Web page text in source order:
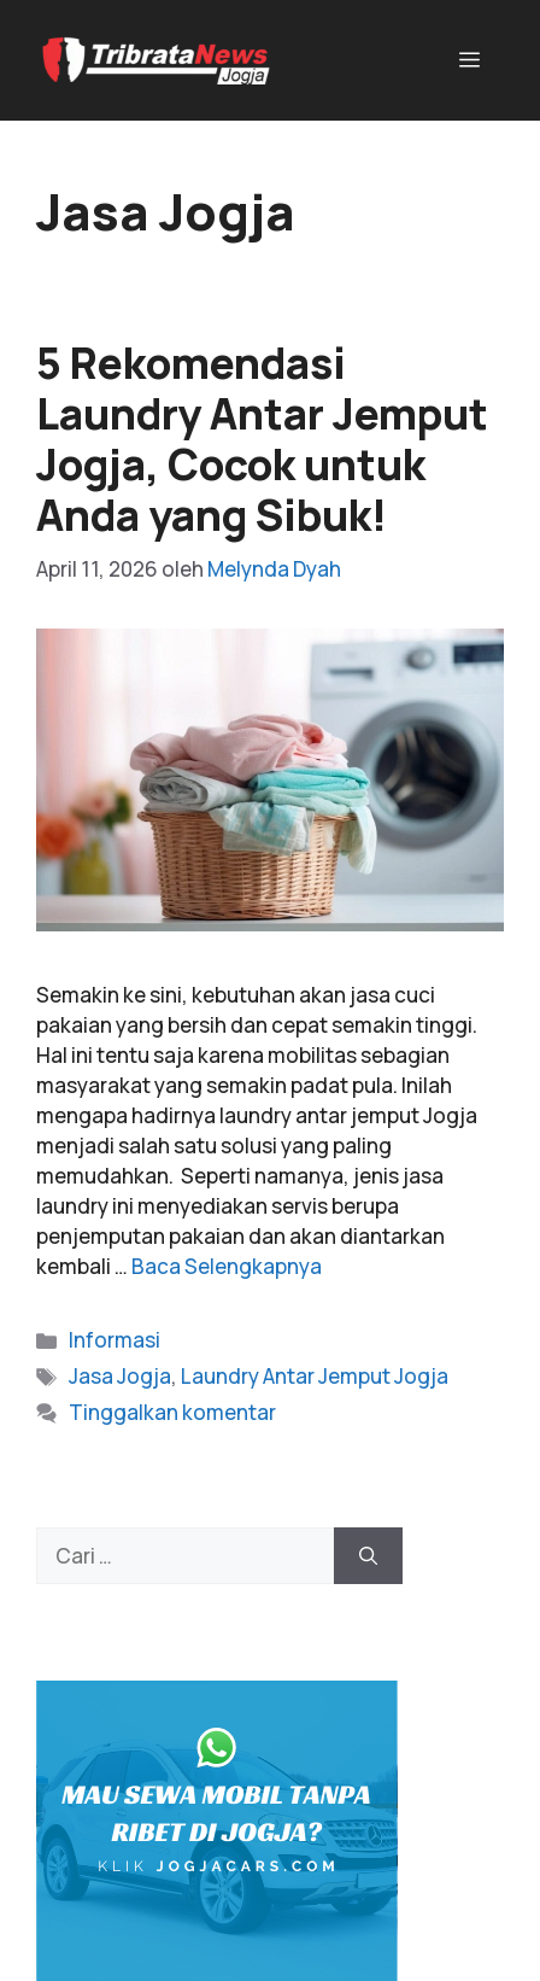
Jasa Jogja
5 Rekomendasi
Laundry Antar Jemput
Jogja, Cocok untuk
Anda yang Sibuk!
April 11, 2026 oleh Melynda Dyah
Semakin ke sini, kebutuhan akan jasa cuci
pakaian yang bersih dan cepat semakin tinggi.
Hal ini tentu saja karena mobilitas sebagian
masyarakat yang semakin padat pula. Inilah
mengapa hadirnya laundry antar jemput Jogja
menjadi salah satu solusi yang paling
memudahkan. Seperti namanya, jenis jasa
laundry ini menyediakan servis berupa
penjemputan pakaian dan akan diantarkan
kembali … Baca Selengkapnya
Informasi
Jasa Jogja, Laundry Antar Jemput Jogja
Tinggalkan komentar